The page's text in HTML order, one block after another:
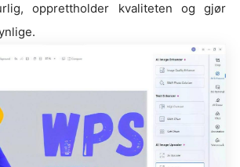
opprettholder kvaliteten og gjør